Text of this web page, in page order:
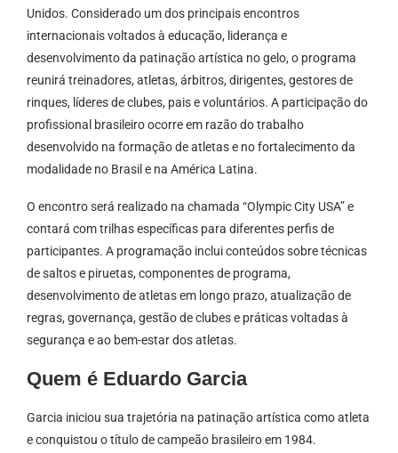
Unidos. Considerado um dos principais encontros
internacionais voltados à educação, liderança e
desenvolvimento da patinação artística no gelo, o programa
reunirá treinadores, atletas, árbitros, dirigentes, gestores de
rinques, líderes de clubes, pais e voluntários. A participação do
profissional brasileiro ocorre em razão do trabalho
desenvolvido na formação de atletas e no fortalecimento da
modalidade no Brasil e na América Latina.
O encontro será realizado na chamada “Olympic City USA” e
contará com trilhas específicas para diferentes perfis de
participantes. A programação inclui conteúdos sobre técnicas
de saltos e piruetas, componentes de programa,
desenvolvimento de atletas em longo prazo, atualização de
regras, governança, gestão de clubes e práticas voltadas à
segurança e ao bem-estar dos atletas.
Quem é Eduardo Garcia
Garcia iniciou sua trajetória na patinação artística como atleta
e conquistou o título de campeão brasileiro em 1984.